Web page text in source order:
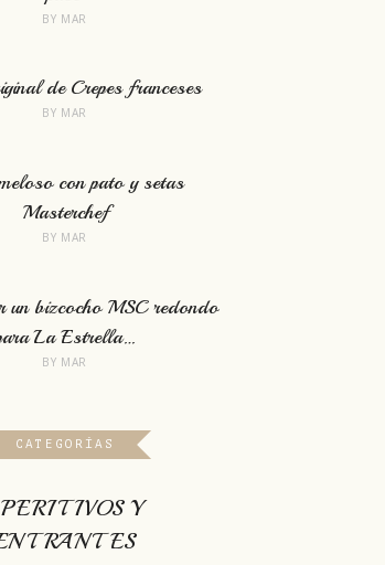
BY MAR
de Crepes franceses
BY MAR
con pato y setas
Masterchef
BY MAR
un bizcocho MSC redondo
La Estrella…
BY MAR
CATEGORÍAS
Y